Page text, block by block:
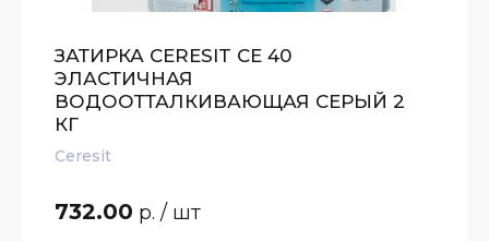
ЗАТИРКА CERESIT CE 40
ЭЛАСТИЧНАЯ
ВОДООТТАЛКИВАЮЩАЯ СЕРЫЙ 2
КГ
Ceresit
732.00 р. / шт